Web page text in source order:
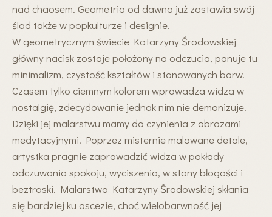
nad chaosem. Geometria od dawna już zostawia swój
ślad także w popkulturze i designie.
W geometrycznym świecie Katarzyny Środowskiej
główny nacisk zostaje położony na odczucia, panuje tu
minimalizm, czystość kształtów i stonowanych barw.
Czasem tylko ciemnym kolorem wprowadza widza w
nostalgię, zdecydowanie jednak nim nie demonizuje.
Dzięki jej malarstwu mamy do czynienia z obrazami
medytacyjnymi. Poprzez misternie malowane detale,
artystka pragnie zaprowadzić widza w pokłady
odczuwania spokoju, wyciszenia, w stany błogości i
beztroski. Malarstwo Katarzyny Środowskiej skłania
się bardziej ku ascezie, choć wielobarwność jej